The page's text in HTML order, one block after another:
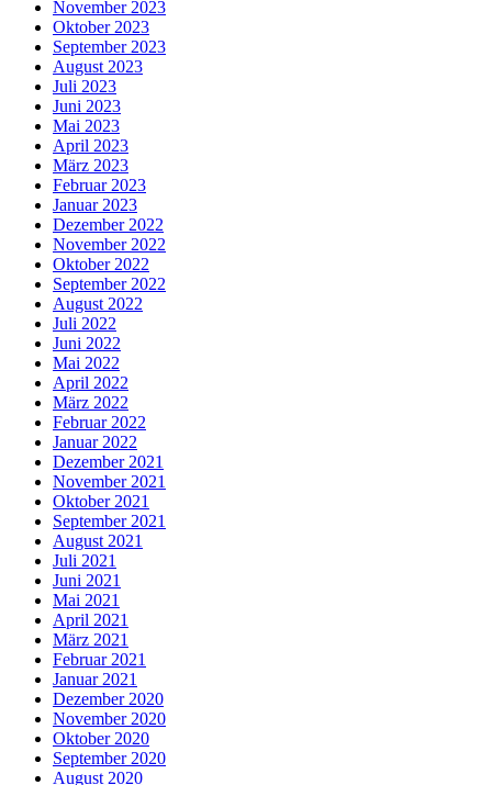
November 2023
Oktober 2023
September 2023
August 2023
Juli 2023
Juni 2023
Mai 2023
April 2023
März 2023
Februar 2023
Januar 2023
Dezember 2022
November 2022
Oktober 2022
September 2022
August 2022
Juli 2022
Juni 2022
Mai 2022
April 2022
März 2022
Februar 2022
Januar 2022
Dezember 2021
November 2021
Oktober 2021
September 2021
August 2021
Juli 2021
Juni 2021
Mai 2021
April 2021
März 2021
Februar 2021
Januar 2021
Dezember 2020
November 2020
Oktober 2020
September 2020
August 2020